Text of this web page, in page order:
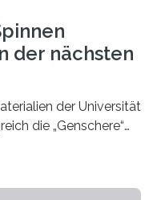
der nächsten
der Universität
die „Genschere“
rot